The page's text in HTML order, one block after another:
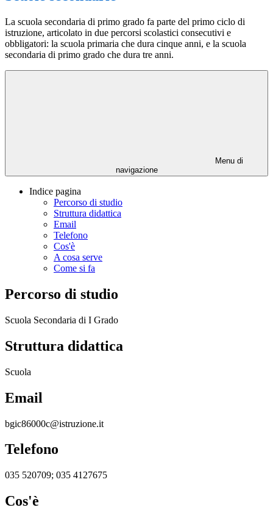
La scuola secondaria di primo grado fa parte del primo ciclo di
istruzione, articolato in due percorsi scolastici consecutivi e
obbligatori: la scuola primaria che dura cinque anni, e la scuola
secondaria di primo grado che dura tre anni.
Menu di
navigazione
Indice pagina
Percorso di studio
Struttura didattica
Email
Telefono
Cos'è
A cosa serve
Come si fa
Percorso di studio
Scuola Secondaria di I Grado
Struttura didattica
Scuola
Email
bgic86000c@istruzione.it
Telefono
035 520709; 035 4127675
Cos'è